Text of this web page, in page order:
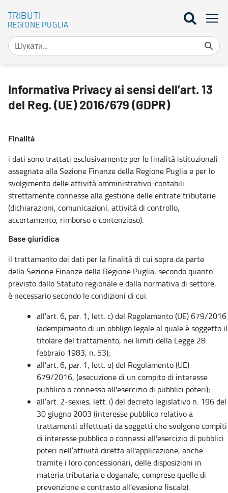
TRIBUTI
REGIONE PUGLIA
Informativa Privacy ai sensi dell’art. 13
del Reg. (UE) 2016/679 (GDPR)
Finalità
i dati sono trattati esclusivamente per le finalità istituzionali
assegnate alla Sezione Finanze della Regione Puglia e per lo
svolgimento delle attività amministrativo-contabili
strettamente connesse alla gestione delle entrate tributarie
(dichiarazioni, comunicazioni, attività di controllo,
accertamento, rimborso e contenzioso).
Base giuridica
il trattamento dei dati per la finalità di cui sopra da parte
della Sezione Finanze della Regione Puglia, secondo quanto
previsto dallo Statuto regionale e dalla normativa di settore,
è necessario secondo le condizioni di cui:
all’art. 6, par. 1, lett. c) del Regolamento (UE) 679/2016
(adempimento di un obbligo legale al quale è soggetto il
titolare del trattamento, nei limiti della Legge 28
febbraio 1983, n. 53);
all’art. 6, par. 1, lett. e) del Regolamento (UE)
679/2016, (esecuzione di un compito di interesse
pubblico o connesso all'esercizio di pubblici poteri);
all’art. 2-sexies, lett. i) del decreto legislativo n. 196 del
30 giugno 2003 (interesse pubblico relativo a
trattamenti effettuati da soggetti che svolgono compiti
di interesse pubblico o connessi all'esercizio di pubblici
poteri nell’attività diretta all'applicazione, anche
tramite i loro concessionari, delle disposizioni in
materia tributaria e doganale, comprese quelle di
prevenzione e contrasto all'evasione fiscale).